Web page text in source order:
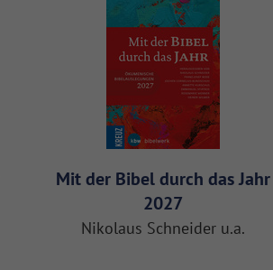
Mit der Bibel durch das Jahr
2027
Nikolaus Schneider u.a.